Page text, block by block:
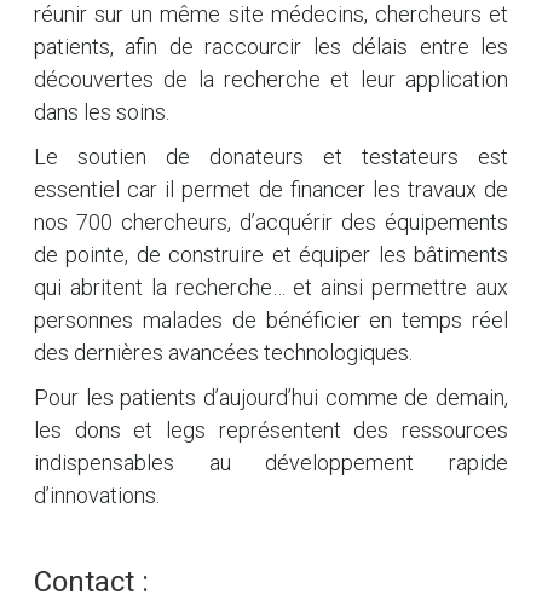
réunir sur un même site médecins, chercheurs et
patients, afin de raccourcir les délais entre les
découvertes de la recherche et leur application
dans les soins.
Le soutien de donateurs et testateurs est
essentiel car il permet de financer les travaux de
nos 700 chercheurs, d’acquérir des équipements
de pointe, de construire et équiper les bâtiments
qui abritent la recherche… et ainsi permettre aux
personnes malades de bénéficier en temps réel
des dernières avancées technologiques.
Pour les patients d’aujourd’hui comme de demain,
les dons et legs représentent des ressources
indispensables au développement rapide
d’innovations.
Contact :